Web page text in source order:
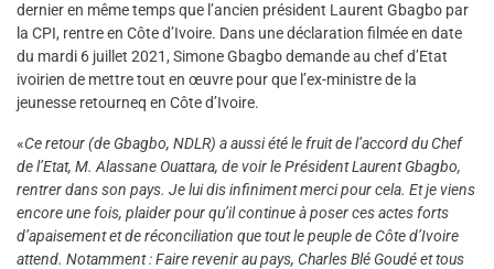
dernier en même temps que l’ancien président Laurent Gbagbo par
la CPI, rentre en Côte d’Ivoire. Dans une déclaration filmée en date
du mardi 6 juillet 2021, Simone Gbagbo demande au chef d’Etat
ivoirien de mettre tout en œuvre pour que l’ex-ministre de la
jeunesse retourneq en Côte d’Ivoire.
«Ce retour (de Gbagbo, NDLR) a aussi été le fruit de l’accord du Chef
de l’Etat, M. Alassane Ouattara, de voir le Président Laurent Gbagbo,
rentrer dans son pays. Je lui dis infiniment merci pour cela. Et je viens
encore une fois, plaider pour qu’il continue à poser ces actes forts
d’apaisement et de réconciliation que tout le peuple de Côte d’Ivoire
attend. Notamment : Faire revenir au pays, Charles Blé Goudé et tous